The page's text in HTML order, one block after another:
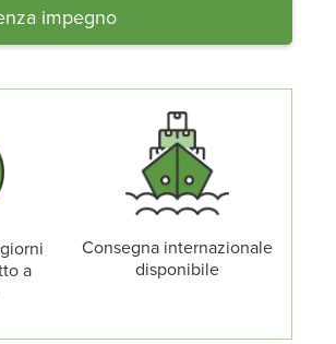
impegno
a
Consegna internazionale
disponibile